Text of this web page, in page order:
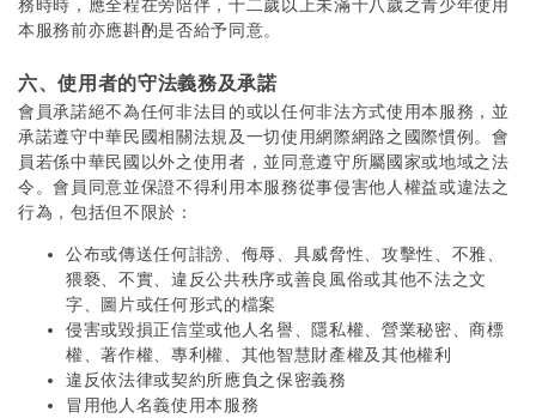
務時時，應全程在旁陪伴，十二歲以上未滿十八歲之青少年使用
本服務前亦應斟酌是否給予同意。
六、使用者的守法義務及承諾
會員承諾絕不為任何非法目的或以任何非法方式使用本服務，並
承諾遵守中華民國相關法規及一切使用網際網路之國際慣例。會
員若係中華民國以外之使用者，並同意遵守所屬國家或地域之法
令。會員同意並保證不得利用本服務從事侵害他人權益或違法之
行為，包括但不限於：
公布或傳送任何誹謗、侮辱、具威脅性、攻擊性、不雅、
猥褻、不實、違反公共秩序或善良風俗或其他不法之文
字、圖片或任何形式的檔案
侵害或毀損正信堂或他人名譽、隱私權、營業秘密、商標
權、著作權、專利權、其他智慧財產權及其他權利
違反依法律或契約所應負之保密義務
冒用他人名義使用本服務